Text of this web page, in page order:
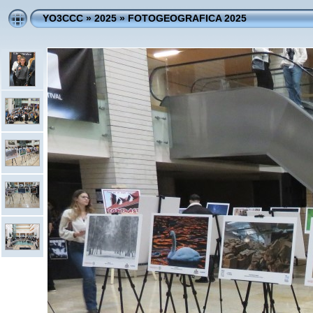
YO3CCC»2025»FOTOGEOGRAFICA 2025